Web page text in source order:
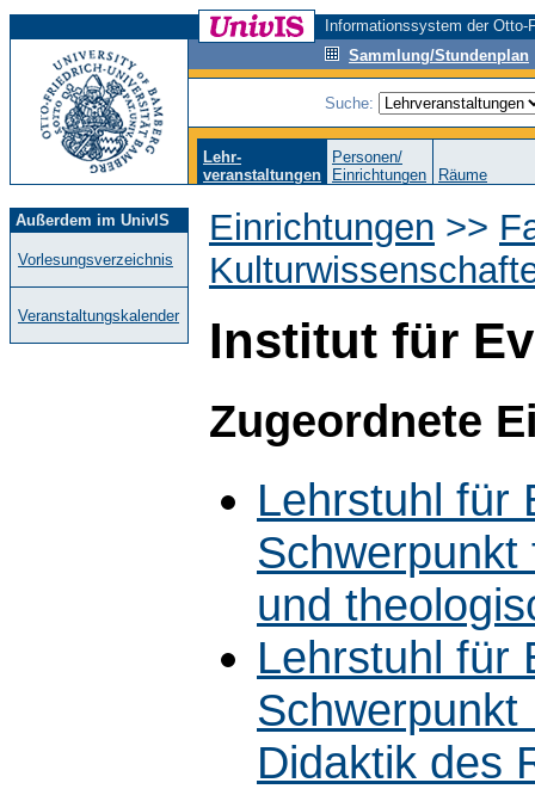
Informationssystem der
Sammlung/Stundenplan
Suche:
Lehr-
veranstaltungen
Personen/
Einrichtungen
Räume
Außerdem im UnivIS
Vorlesungsverzeichnis
Veranstaltungskalender
Einrichtungen >>
Institut für
Zugeordnete
Lehrstuhl für
Schwerpunkt
und
Lehrstuhl für
Schwerpunkt
Didaktik des